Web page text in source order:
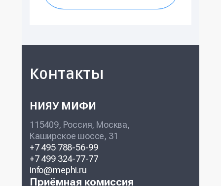
Контакты
НИЯУ МИФИ
115409, Россия, Москва,
Каширское шоссе, 31
+7 495 788-56-99
+7 499 324-77-77
info@mephi.ru
Приёмная комиссия